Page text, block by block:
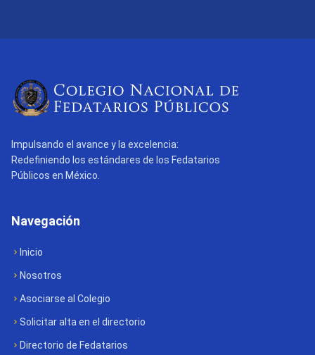
Impulsando el avance y la excelencia:
Redefiniendo los estándares de los Fedatarios
Públicos en México.
Navegación
Inicio
Nosotros
Asociarse al Colegio
Solicitar alta en el directorio
Directorio de Fedatarios